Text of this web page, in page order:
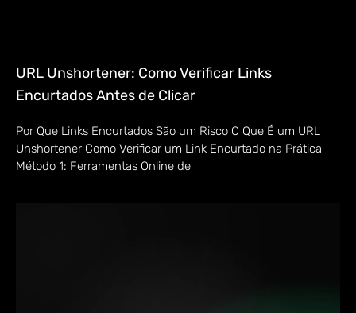
URL Unshortener: Como Verificar Links
Encurtados Antes de Clicar
Por Que Links Encurtados São um Risco O Que É um URL
Unshortener Como Verificar um Link Encurtado na Prática
Método 1: Ferramentas Online de